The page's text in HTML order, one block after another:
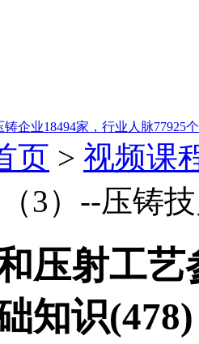
铸企业18494家，行业人脉77925
页 > 视频课
3）--压铸
压射工
知识(478)